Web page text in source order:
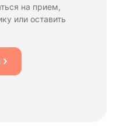
на прием,
или оставить